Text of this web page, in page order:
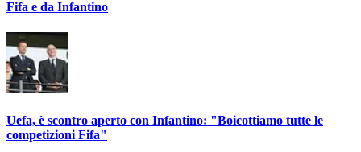
Fifa e da Infantino
Uefa, è scontro aperto con Infantino: "Boicottiamo tutte le
competizioni Fifa"